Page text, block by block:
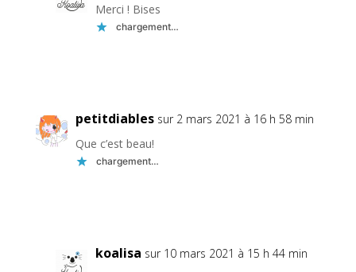
Merci ! Bises
chargement…
petitdiables sur 2 mars 2021 à 16 h 58 min
Que c’est beau!
chargement…
koalisa sur 10 mars 2021 à 15 h 44 min